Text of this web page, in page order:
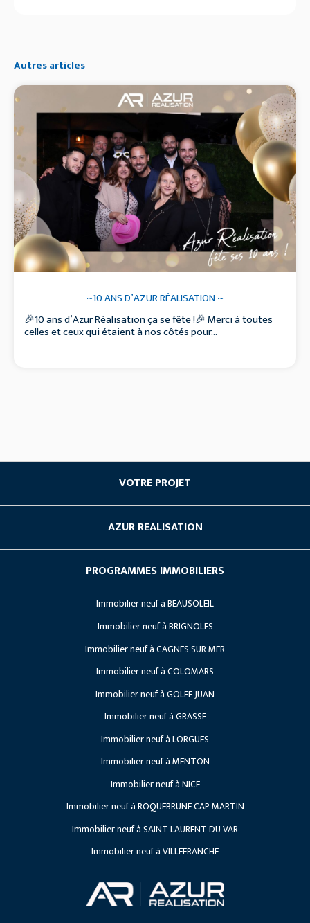
Autres articles
~10 ANS D’AZUR RÉALISATION ~
🎉10 ans d’Azur Réalisation ça se fête !🎉 Merci à toutes
celles et ceux qui étaient à nos côtés pour...
VOTRE PROJET
AZUR REALISATION
Recrutement
PROGRAMMES IMMOBILIERS
Lancements
Travaux en cours
Projets à venir
Immobilier neuf à BEAUSOLEIL
Immobilier neuf à BRIGNOLES
Immobilier neuf à CAGNES SUR MER
Immobilier neuf à COLOMARS
Immobilier neuf à GOLFE JUAN
Immobilier neuf à GRASSE
Immobilier neuf à LORGUES
Immobilier neuf à MENTON
Immobilier neuf à NICE
Immobilier neuf à ROQUEBRUNE CAP MARTIN
Immobilier neuf à SAINT LAURENT DU VAR
Immobilier neuf à VILLEFRANCHE